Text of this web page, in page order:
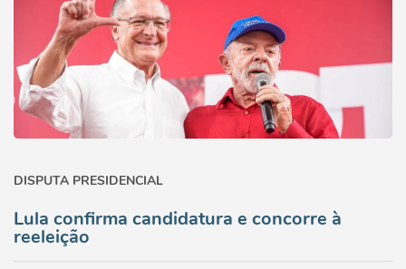
DISPUTA PRESIDENCIAL
Lula confirma candidatura e concorre à
reeleição